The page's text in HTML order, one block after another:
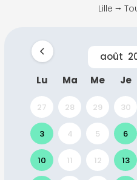
Lille ⭢
août
Lu
Ma Me Je
27 28 29 30
3 4 5 6
10 11 12 13